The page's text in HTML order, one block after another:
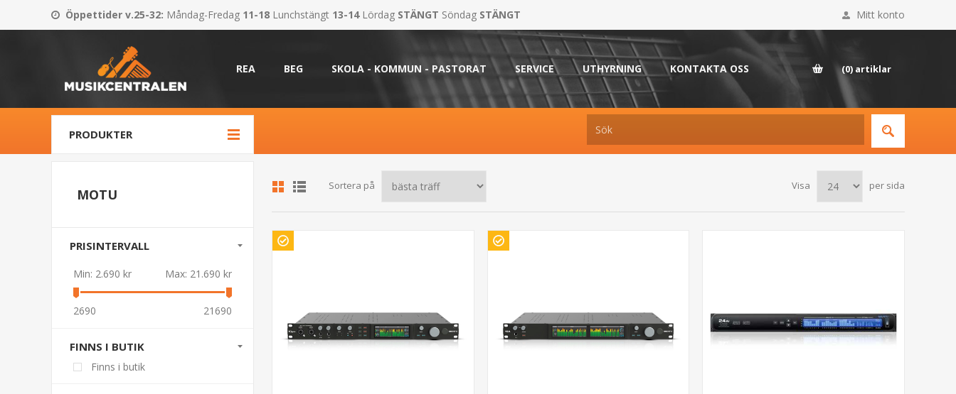
Öppettider v.25-32: Måndag-Fredag 11-18 Lunchstängt 13-14 Lördag STÄNGT Söndag STÄNGT Mitt konto
REA BEG SKOLA - KOMMUN - PASTORAT SERVICE UTHYRNING KONTAKTA OSS (0) artiklar
PRODUKTER
Sortera på Visa per sida
MOTU
PRISINTERVALL
Min: 2.690 kr Max: 21.690 kr
2690 21690
FINNS I BUTIK
Finns i butik